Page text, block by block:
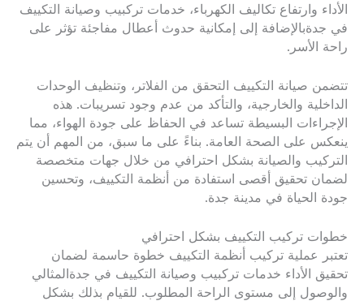
الأداء وارتفاع تكاليف الكهرباء، خدمات تركبيب وصيانة التكييف
في جدةبالإضافة إلى إمكانية حدوث أعطال مفاجئة تؤثر على
راحة الأسر.
تتضمن صيانة التكييف التحقق من الفلاتر، وتنظيف الوحدات
الداخلية والخارجية، والتأكد من عدم وجود تسريبات. هذه
الإجراءات البسيطة تساعد في الحفاظ على جودة الهواء، مما
ينعكس على الصحة العامة. بناءً على ما سبق، من المهم أن يتم
التركيب والصيانة بشكل احترافي من خلال جهات متخصصة
لضمان تحقيق أقصى استفادة من أنظمة التكييف، وتحسين
جودة الحياة في مدينة جدة.
خطوات تركيب التكييف بشكل احترافي
تعتبر عملية تركيب أنظمة التكييف خطوة حاسمة لضمان
تحقيق الأداء خدمات تركبيب وصيانة التكييف في جدةالمثالي
والوصول إلى مستوى الراحة المطلوب. للقيام بذلك بشكل